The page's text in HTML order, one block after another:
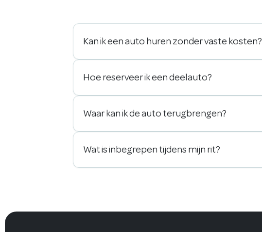
Kan ik een auto huren zonder vaste kosten?
Hoe reserveer ik een deelauto?
Waar kan ik de auto terugbrengen?
Wat is inbegrepen tijdens mijn rit?